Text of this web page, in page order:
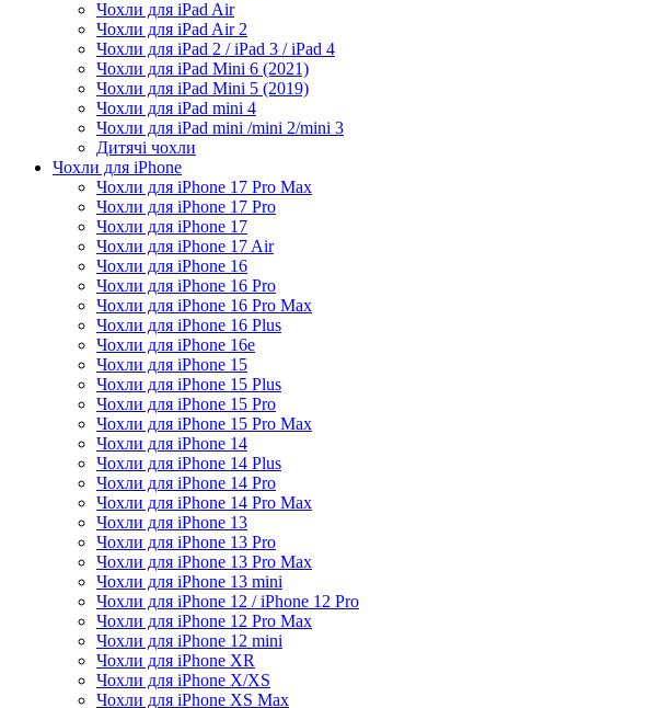
Чохли для iPad Air
Чохли для iPad Air 2
Чохли для iPad 2 / iPad 3 / iPad 4
Чохли для iPad Mini 6 (2021)
Чохли для iPad Mini 5 (2019)
Чохли для iPad mini 4
Чохли для iPad mini /mini 2/mini 3
Дитячі чохли
Чохли для iPhone
Чохли для iPhone 17 Pro Max
Чохли для iPhone 17 Pro
Чохли для iPhone 17
Чохли для iPhone 17 Air
Чохли для iPhone 16
Чохли для iPhone 16 Pro
Чохли для iPhone 16 Pro Max
Чохли для iPhone 16 Plus
Чохли для iPhone 16e
Чохли для iPhone 15
Чохли для iPhone 15 Plus
Чохли для iPhone 15 Pro
Чохли для iPhone 15 Pro Max
Чохли для iPhone 14
Чохли для iPhone 14 Plus
Чохли для iPhone 14 Pro
Чохли для iPhone 14 Pro Max
Чохли для iPhone 13
Чохли для iPhone 13 Pro
Чохли для iPhone 13 Pro Max
Чохли для iPhone 13 mini
Чохли для iPhone 12 / iPhone 12 Pro
Чохли для iPhone 12 Pro Max
Чохли для iPhone 12 mini
Чохли для iPhone XR
Чохли для iPhone X/XS
Чохли для iPhone XS Max